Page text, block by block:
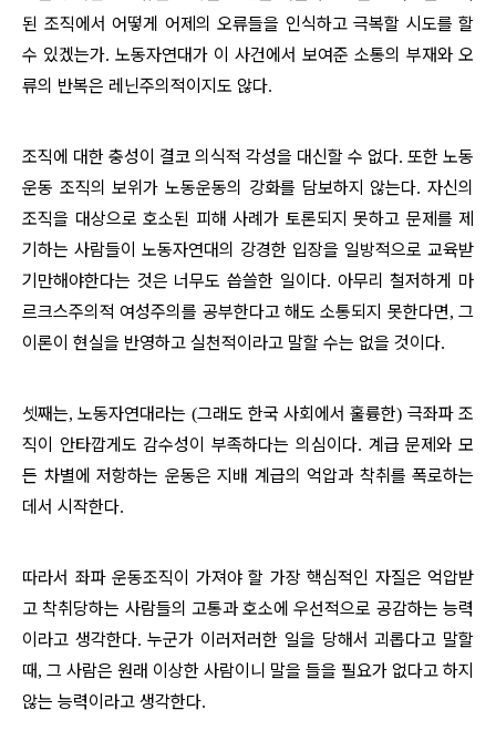
된 조직에서 어떻게 어제의 오류들을 인식하고 극복할 시도를 할
수 있겠는가. 노동자연대가 이 사건에서 보여준 소통의 부재와 오
류의 반복은 레닌주의적이지도 않다.
조직에 대한 충성이 결코 의식적 각성을 대신할 수 없다. 또한 노동
운동 조직의 보위가 노동운동의 강화를 담보하지 않는다.자신의
조직을 대상으로 호소된 피해 사례가 토론되지 못하고 문제를 제
기하는 사람들이 노동자연대의 강경한 입장을 일방적으로 교육받
기만해야한다는 것은 너무도 씁쓸한 일이다. 아무리 철저하게 마
르크스주의적 여성주의를 공부한다고 해도 소통되지 못한다면,그
이론이 현실을 반영하고 실천적이라고 말할 수는 없을 것이다.
셋째는,노동자연대라는 (그래도 한국 사회에서 훌륭한) 극좌파 조
직이 안타깝게도 감수성이 부족하다는 의심이다. 계급 문제와 모
든 차별에 저항하는 운동은 지배 계급의 억압과 착취를 폭로하는
데서 시작한다.
따라서 좌파 운동조직이 가져야 할 가장 핵심적인 자질은 억압받
고 착취당하는 사람들의 고통과 호소에 우선적으로 공감하는 능력
이라고 생각한다.누군가 이러저러한 일을 당해서 괴롭다고 말할
때, 그 사람은 원래 이상한 사람이니 말을 들을 필요가 없다고 하지
않는 능력이라고 생각한다.